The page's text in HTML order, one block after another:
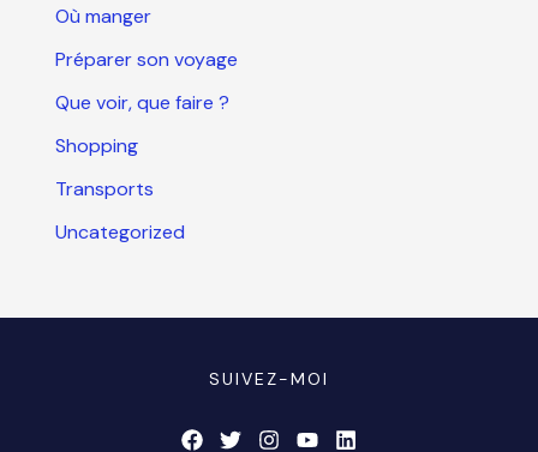
Où manger
Préparer son voyage
Que voir, que faire ?
Shopping
Transports
Uncategorized
SUIVEZ-MOI